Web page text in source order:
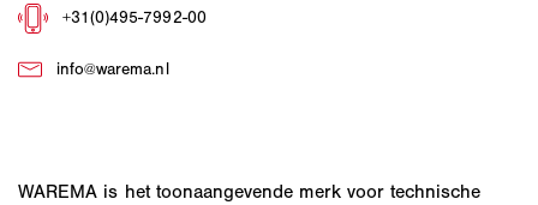
WAREMA is het toonaangevende merk voor technische